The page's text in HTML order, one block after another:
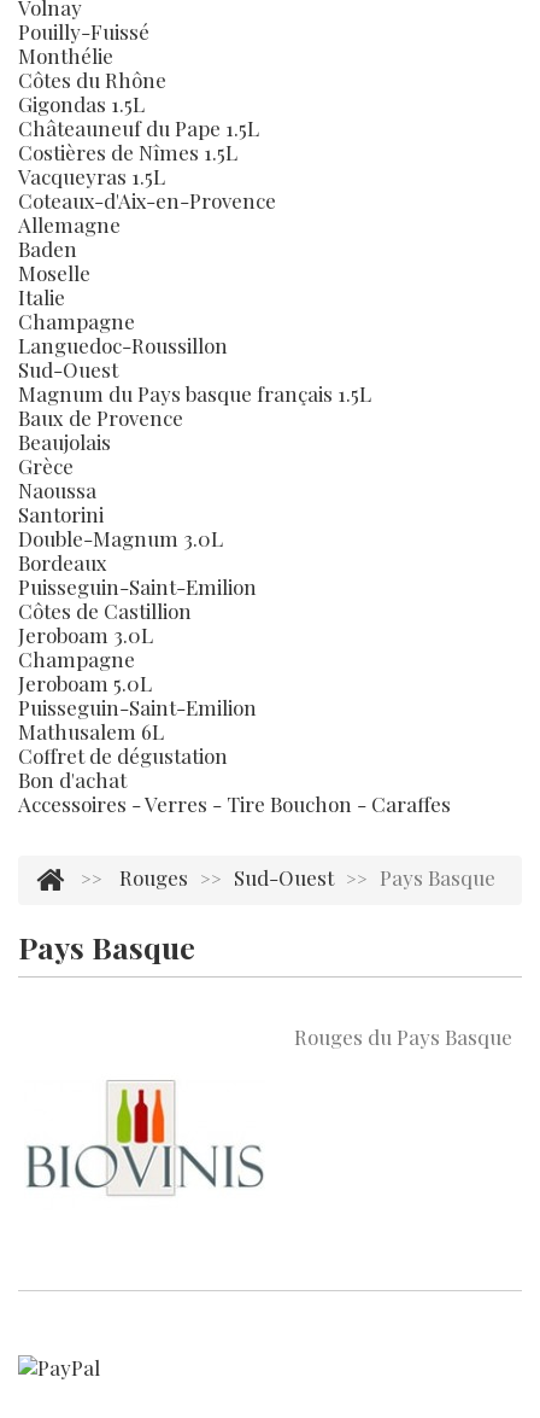
Volnay
Pouilly-Fuissé
Monthélie
Côtes du Rhône
Gigondas 1.5L
Châteauneuf du Pape 1.5L
Costières de Nîmes 1.5L
Vacqueyras 1.5L
Coteaux-d'Aix-en-Provence
Allemagne
Baden
Moselle
Italie
Champagne
Languedoc-Roussillon
Sud-Ouest
Magnum du Pays basque français 1.5L
Baux de Provence
Beaujolais
Grèce
Naoussa
Santorini
Double-Magnum 3.0L
Bordeaux
Puisseguin-Saint-Emilion
Côtes de Castillion
Jeroboam 3.0L
Champagne
Jeroboam 5.0L
Puisseguin-Saint-Emilion
Mathusalem 6L
Coffret de dégustation
Bon d'achat
Accessoires - Verres - Tire Bouchon - Caraffes
>> Rouges >> Sud-Ouest >> Pays Basque
Pays Basque
Rouges du Pays Basque